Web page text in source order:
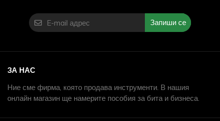
Запиши се
ЗА НАС
Ние сме фирма, която продава инструменти. В нашия
онлайн магазин ще намерите пособия за бита и бизнеса.